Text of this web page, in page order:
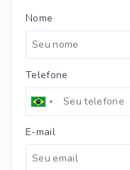
Nome
Telefone
E-mail